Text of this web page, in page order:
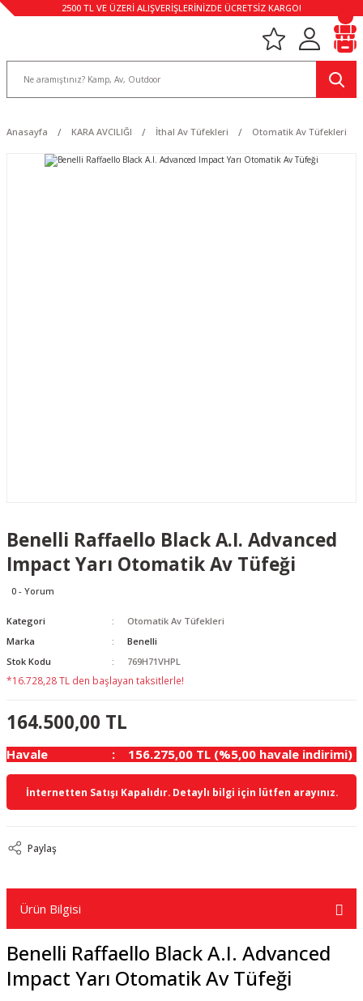
2500 TL VE ÜZERİ ALIŞVERİŞLERİNİZDE ÜCRETSİZ KARGO!
Anasayfa KARA AVCILIĞI İthal Av Tüfekleri Otomatik Av Tüfekleri
Benelli Raffaello Black A.I. Advanced
Impact Yarı Otomatik Av Tüfeği
0 - Yorum
Kategori
Otomatik Av Tüfekleri
Marka
Benelli
Stok Kodu
769H71VHPL
*16.728,28 TL den başlayan taksitlerle!
164.500,00 TL
Havale 156.275,00 TL (%5,00 havale indirimi)
İnternetten Satışı Kapalıdır. Detaylı bilgi için lütfen arayınız.
Paylaş
Ürün Bilgisi
Benelli Raffaello Black A.I. Advanced
Impact Yarı Otomatik Av Tüfeği